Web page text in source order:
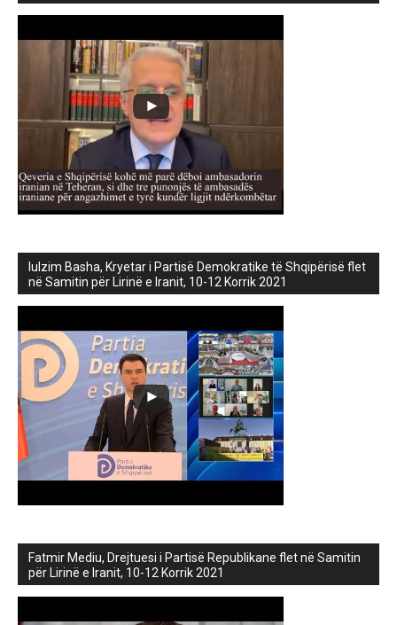
lulzim Basha, Kryetar i Partisë Demokratike të Shqipërisë flet
në Samitin për Lirinë e Iranit, 10-12 Korrik 2021
Fatmir Mediu, Drejtuesi i Partisë Republikane flet në Samitin
për Lirinë e Iranit, 10-12 Korrik 2021